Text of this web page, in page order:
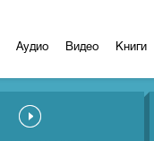
Аудио Видео Книги